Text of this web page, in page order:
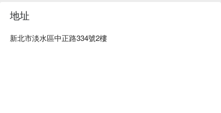
燒肉眾精緻炭火燒肉推薦：位於熱鬧的淡水老街附近，逛完老
街還可以去享受美食，選用日本原裝進口的無煙燒烤設備，用
燒肉眾精緻炭火燒肉訂位、燒肉眾精緻炭火燒肉優惠資訊立刻
地址
新北市淡水區中正路334號2樓